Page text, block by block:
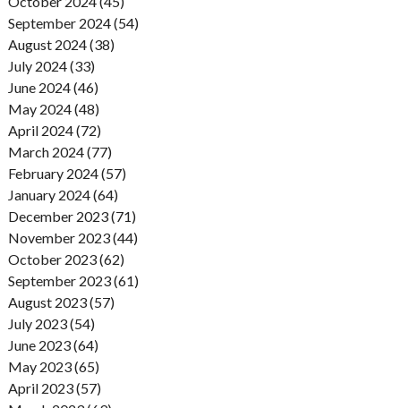
September 2024 (54)
August 2024 (38)
July 2024 (33)
June 2024 (46)
May 2024 (48)
April 2024 (72)
March 2024 (77)
February 2024 (57)
January 2024 (64)
December 2023 (71)
November 2023 (44)
October 2023 (62)
September 2023 (61)
August 2023 (57)
July 2023 (54)
June 2023 (64)
May 2023 (65)
April 2023 (57)